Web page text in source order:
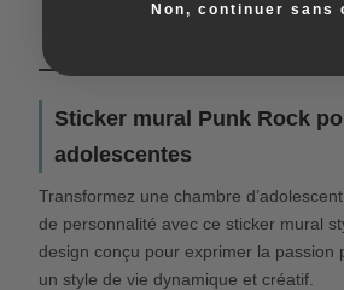
Sticker mural Punk Rock
adolescentes
Transformez une chambre
de personnalité avec ce sticker mural
design conçu pour exprimer la passion
un style de vie dynamique et créatif.
Non, continuer sans